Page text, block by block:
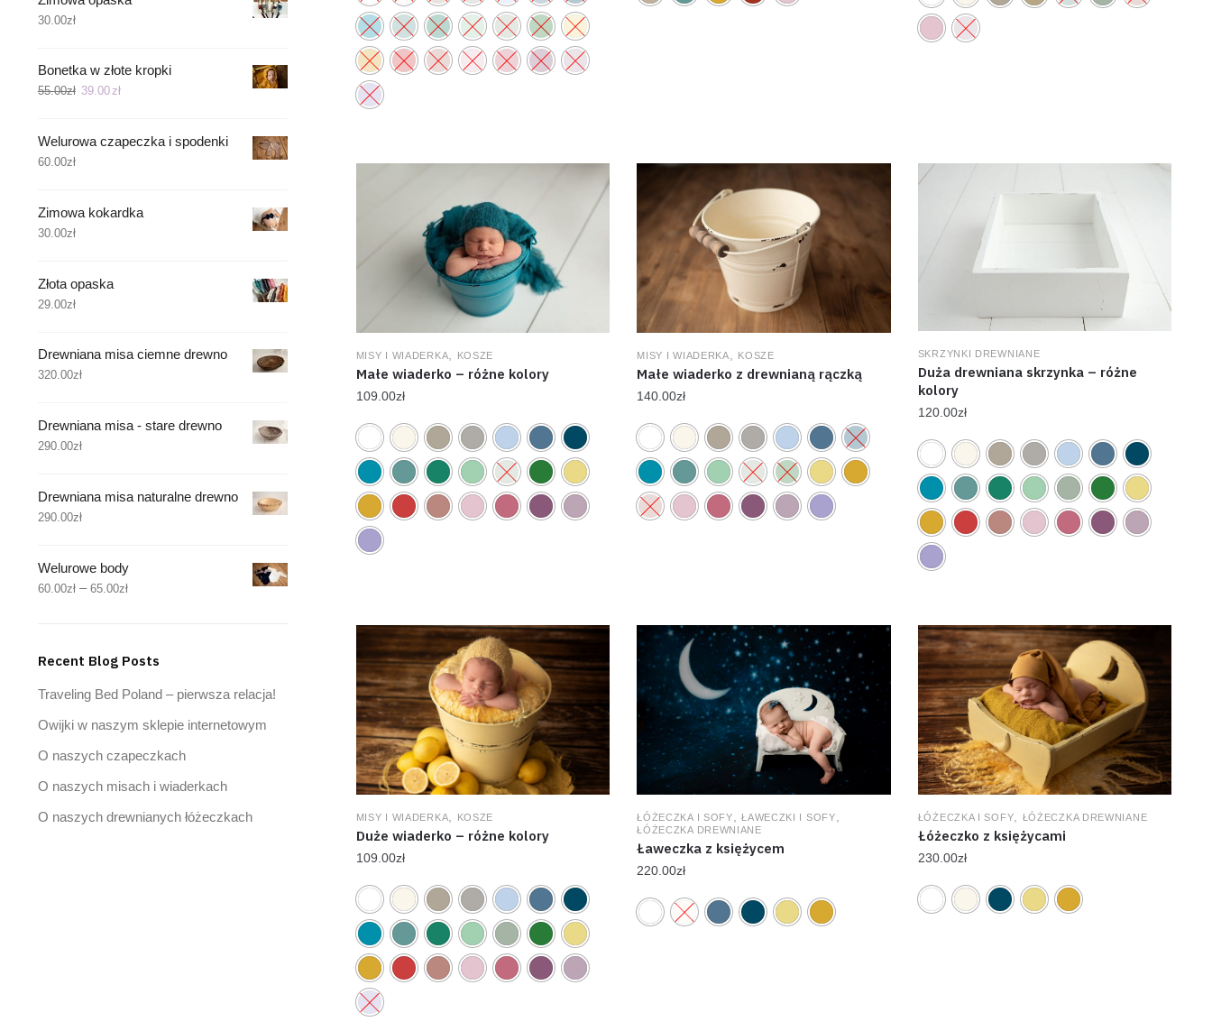
MISY I WIADERKA KOSZE
Małe wiaderko – różne kolory
109.00zł
MISY I WIADERKA KOSZE
Małe wiaderko z drewnianą rączką
140.00zł
SKRZYNKI DREWNIANE
Duża drewniana skrzynka – różne
kolory
120.00zł
MISY I WIADERKA KOSZE
Duże wiaderko – różne kolory
109.00zł
ŁÓŻECZKA I SOFY ,ŁAWECZKI I SOFY
ŁÓŻECZKA DREWNIANE
Ławeczka z księżycem
220.00zł
ŁÓŻECZKA I SOFY ŁÓŻECZKA DREWNIANE
Łóżeczko z księżycami
230.00zł
30.00zł
Bonetka w złote kropki
55.00zł 39.00zł
Welurowa czapeczka i spodenki
60.00zł
Zimowa kokardka
30.00zł
Złota opaska
29.00zł
Drewniana misa ciemne drewno
320.00zł
Drewniana misa - stare drewno
290.00zł
Drewniana misa naturalne drewno
290.00zł
Welurowe body
60.00zł– 65.00zł
Recent Blog Posts
Traveling Bed Poland – pierwsza relacja!
Owijki w naszym sklepie internetowym
O naszych czapeczkach
O naszych misach i wiaderkach
O naszych drewnianych łóżeczkach